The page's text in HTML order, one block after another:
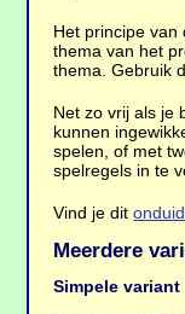
Het principe van
thema van het
thema. Gebruik
Net zo vrij als je
kunnen
spelen, of met
spelregels in te
Vind je dit
Meerdere
Simpele variant